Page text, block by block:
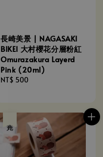
長崎美景 | NAGASAKI
BIKEI 大村櫻花分層粉紅
Omurazakura Layerd
Pink (20ml)
Regular
NT$ 500